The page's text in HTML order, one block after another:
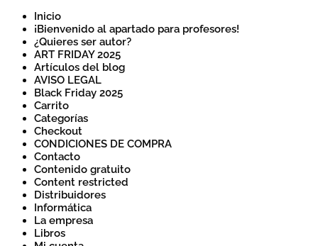
Inicio
¡Bienvenido al apartado para profesores!
¿Quieres ser autor?
ART FRIDAY 2025
Artículos del blog
AVISO LEGAL
Black Friday 2025
Carrito
Categorías
Checkout
CONDICIONES DE COMPRA
Contacto
Contenido gratuito
Content restricted
Distribuidores
Informática
La empresa
Libros